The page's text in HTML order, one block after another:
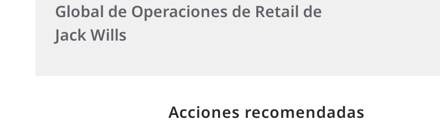
Global de Operaciones de Retail de
Jack Wills
Acciones recomendadas